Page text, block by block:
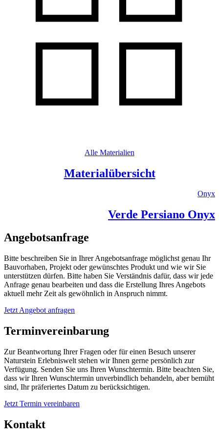
Alle Materialien
Materialübersicht
Onyx
Verde Persiano Onyx
Angebotsanfrage
Bitte beschreiben Sie in Ihrer Angebotsanfrage möglichst genau Ihr
Bauvorhaben, Projekt oder gewünschtes Produkt und wie wir Sie
unterstützen dürfen. Bitte haben Sie Verständnis dafür, dass wir jede
Anfrage genau bearbeiten und dass die Erstellung Ihres Angebots
aktuell mehr Zeit als gewöhnlich in Anspruch nimmt.
Jetzt Angebot anfragen
Terminvereinbarung
Zur Beantwortung Ihrer Fragen oder für einen Besuch unserer
Naturstein Erlebniswelt stehen wir Ihnen gerne persönlich zur
Verfügung. Senden Sie uns Ihren Wunschtermin. Bitte beachten Sie,
dass wir Ihren Wunschtermin unverbindlich behandeln, aber bemüht
sind, Ihr präferiertes Datum zu berücksichtigen.
Jetzt Termin vereinbaren
Kontakt